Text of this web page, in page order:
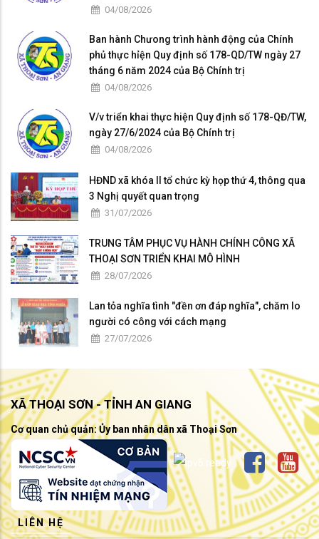
04/08/2026
Ban hành Chưong trình hành động của Chính
phủ thực hỉện Quy định số 178-QD/TW ngày 27
tháng 6 năm 2024 của Bộ Chính trị
04/08/2026
V/v triển khai thực hiện Quy định số 178-QĐ/TW,
ngày 27/6/2024 của Bộ Chính trị
04/08/2026
HĐND xã khóa II tổ chức kỳ họp thứ 4, thông qua
3 Nghị quyết quan trọng
31/07/2026
TRUNG TÂM PHỤC VỤ HÀNH CHÍNH CÔNG XÃ
THOẠI SƠN TRIỂN KHAI MÔ HÌNH
28/07/2026
Lan tỏa nghĩa tình "đền ơn đáp nghĩa", chăm lo
người có công với cách mạng
27/07/2026
XÃ THOẠI SƠN - TỈNH AN GIANG
Cơ quan chủ quản: Ủy ban nhân dân xã Thoại Sơn
LIÊN HỆ